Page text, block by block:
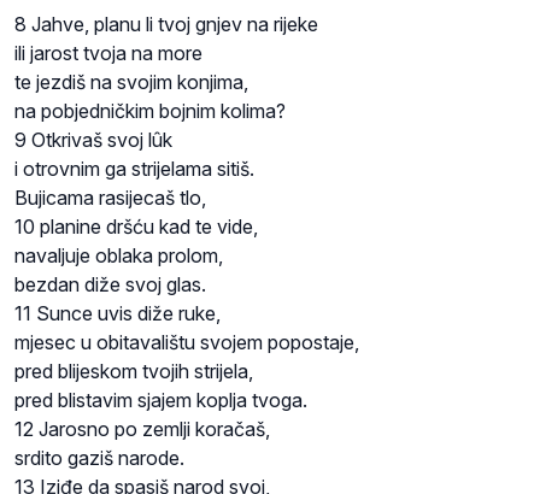
8 Jahve, planu li tvoj gnjev na rijeke
ili jarost tvoja na more
te jezdiš na svojim konjima,
na pobjedničkim bojnim kolima?
9 Otkrivaš svoj lûk
i otrovnim ga strijelama sitiš.
Bujicama rasijecaš tlo,
10 planine dršću kad te vide,
navaljuje oblaka prolom,
bezdan diže svoj glas.
11 Sunce uvis diže ruke,
mjesec u obitavalištu svojem popostaje,
pred blijeskom tvojih strijela,
pred blistavim sjajem koplja tvoga.
12 Jarosno po zemlji koračaš,
srdito gaziš narode.
13 Iziđe da spasiš narod svoj,